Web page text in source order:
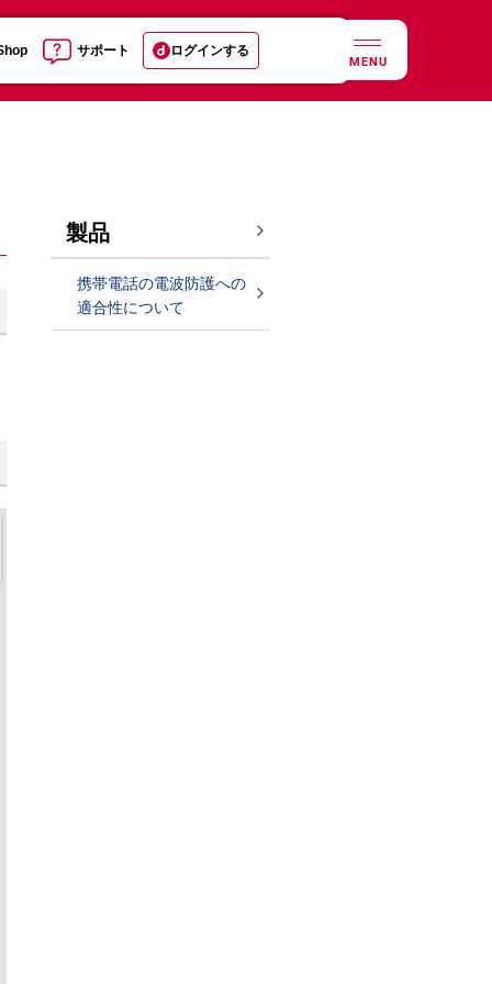
サポート ログインする
MENU
製品
携帯電話の電波防護への
適合性について